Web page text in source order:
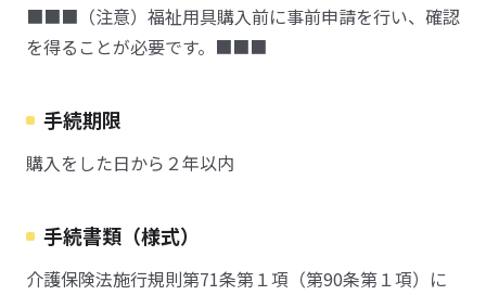
■■■（注意）福祉用具購入前に事前申請を行い、確認
を得ることが必要です。■■■
手続期限
購入をした日から２年以内
手続書類（様式）
介護保険法施行規則第71条第１項（第90条第１項）に